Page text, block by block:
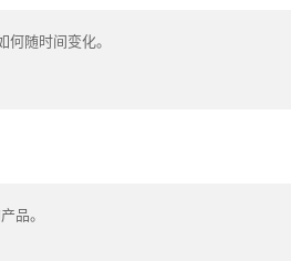
随时间变化。
品。